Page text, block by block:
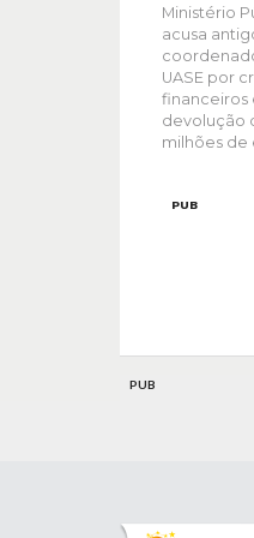
Ministério
acusa
UASE por
financeiros
devolução
milhões de
PUB
PUB